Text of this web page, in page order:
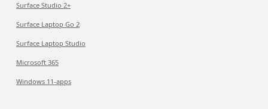
Surface Studio 2+
Surface Laptop Go 2
Surface Laptop Studio
Microsoft 365
Windows 11-apps